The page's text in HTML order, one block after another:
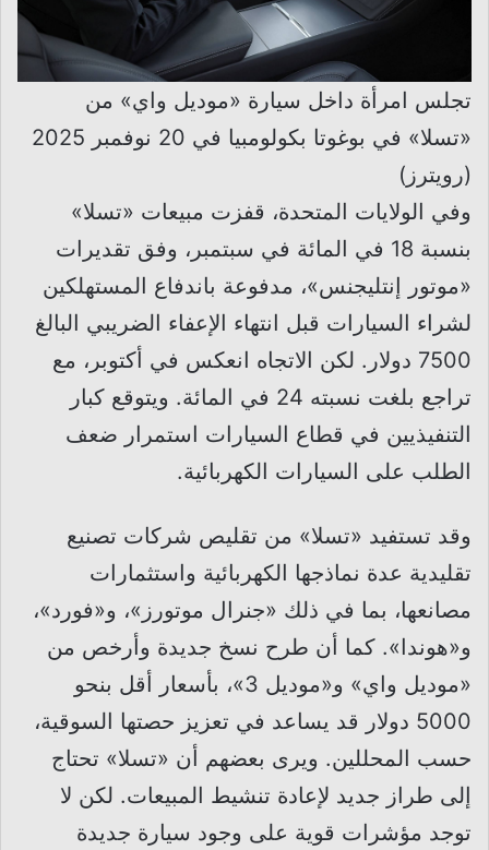
تجلس امرأة داخل سيارة «موديل واي» من
«تسلا» في بوغوتا بكولومبيا في 20 نوفمبر 2025
(رويترز)
وفي الولايات المتحدة، قفزت مبيعات «تسلا»
بنسبة 18 في المائة في سبتمبر، وفق تقديرات
«موتور إنتليجنس»، مدفوعة باندفاع المستهلكين
لشراء السيارات قبل انتهاء الإعفاء الضريبي البالغ
7500 دولار. لكن الاتجاه انعكس في أكتوبر، مع
تراجع بلغت نسبته 24 في المائة. ويتوقع كبار
التنفيذيين في قطاع السيارات استمرار ضعف
الطلب على السيارات الكهربائية.
وقد تستفيد «تسلا» من تقليص شركات تصنيع
تقليدية عدة نماذجها الكهربائية واستثمارات
مصانعها، بما في ذلك «جنرال موتورز»، و«فورد»،
و«هوندا». كما أن طرح نسخ جديدة وأرخص من
«موديل واي» و«موديل 3»، بأسعار أقل بنحو
5000 دولار قد يساعد في تعزيز حصتها السوقية،
حسب المحللين. ويرى بعضهم أن «تسلا» تحتاج
إلى طراز جديد لإعادة تنشيط المبيعات. لكن لا
توجد مؤشرات قوية على وجود سيارة جديدة